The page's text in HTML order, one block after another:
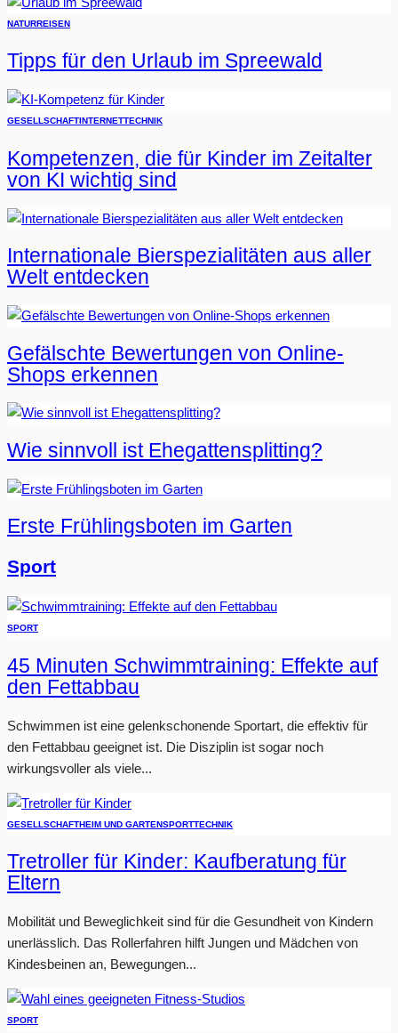
NATURREISEN
Tipps für den Urlaub im Spreewald
GESELLSCHAFTINTERNETTECHNIK
Kompetenzen, die für Kinder im Zeitalter
von KI wichtig sind
Internationale Bierspezialitäten aus aller
Welt entdecken
Gefälschte Bewertungen von Online-
Shops erkennen
Wie sinnvoll ist Ehegattensplitting?
Erste Frühlingsboten im Garten
Sport
SPORT
45 Minuten Schwimmtraining: Effekte auf
den Fettabbau
Schwimmen ist eine gelenkschonende Sportart, die effektiv für
den Fettabbau geeignet ist. Die Disziplin ist sogar noch
wirkungsvoller als viele...
GESELLSCHAFTHEIM UND GARTENSPORTTECHNIK
Tretroller für Kinder: Kaufberatung für
Eltern
Mobilität und Beweglichkeit sind für die Gesundheit von Kindern
unerlässlich. Das Rollerfahren hilft Jungen und Mädchen von
Kindesbeinen an, Bewegungen...
SPORT